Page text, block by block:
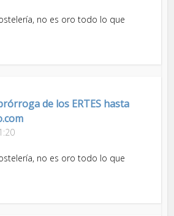
no es oro todo lo que
de los ERTES hasta
no es oro todo lo que